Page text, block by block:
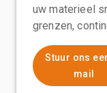
uw materieel
grenzen,
Stuur ons
mail